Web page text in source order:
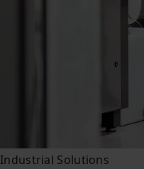
Industrial Solutions